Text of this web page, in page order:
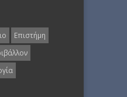
Επιστήμη